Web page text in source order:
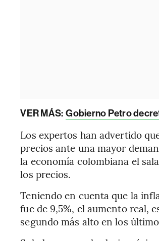
VER MÁS: Gobierno Petro
Los expertos han advertido
precios ante una mayor
la economía colombiana el
los precios.
Teniendo en cuenta que la
fue de 9,5%, el aumento real,
segundo más alto en los